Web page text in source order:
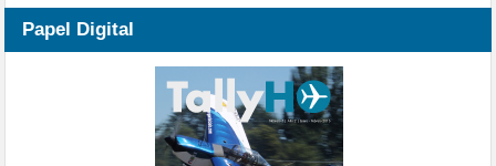
Papel Digital